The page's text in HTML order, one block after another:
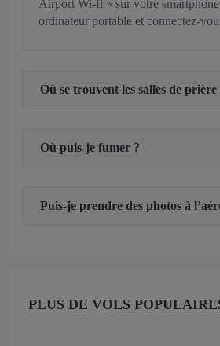
Airport Wi-fi » sur votre
ordinateur portable et connectez-
Où se trouvent les salles de prière
Où puis-je fumer ?
Puis-je prendre des photos à
PLUS DE VOLS